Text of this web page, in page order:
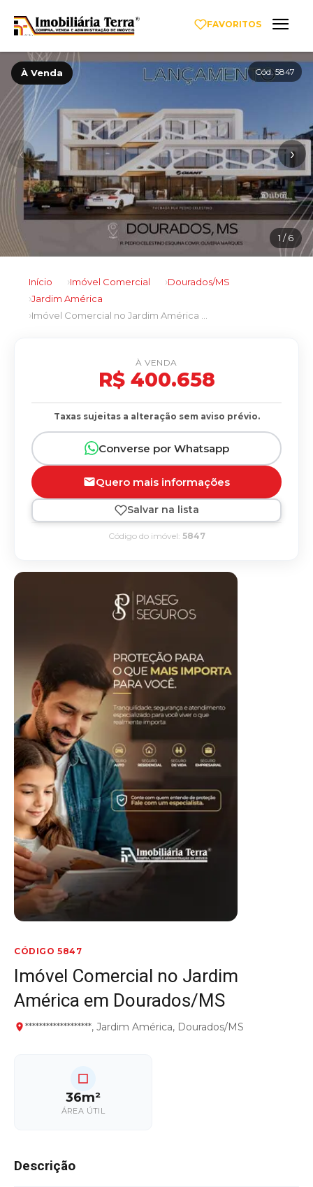
FAVORITOS
À Venda Cód. 5847
‹ ›
1 / 6
Início Imóvel Comercial
Dourados/MS
Jardim América
CÓDIGO 5847
Imóvel Comercial no Jardim
América em Dourados/MS
*******************, Jardim América, Dourados/MS
36m²
ÁREA ÚTIL
Descrição
À VENDA
R$ 400.658
Taxas sujeitas a alteração sem aviso prévio.
Converse por Whatsapp
Quero mais informações
Salvar na lista
Código do imóvel: 5847